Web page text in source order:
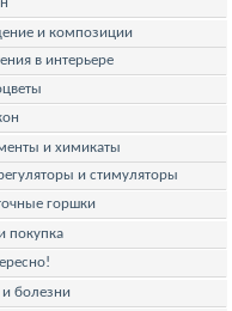
и композиции
в интерьере
и химикаты
и стимуляторы
горшки
покупка
и болезни